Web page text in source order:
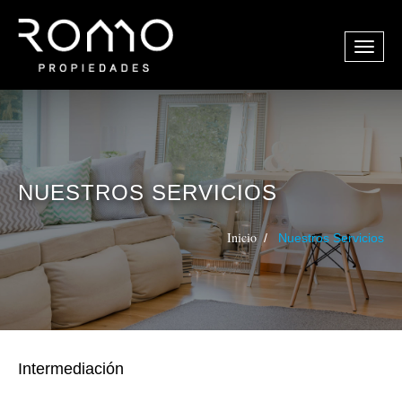
NUESTROS SERVICIOS
Inicio Nuestros Servicios
Intermediación